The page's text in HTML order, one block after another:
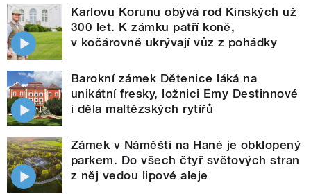
Karlovu Korunu obývá rod Kinských už
300 let. K zámku patří koně,
v kočárovně ukrývají vůz z pohádky
Barokní zámek Dětenice láká na
unikátní fresky, ložnici Emy Destinnové
i děla maltézských rytířů
Zámek v Náměšti na Hané je obklopený
parkem. Do všech čtyř světových stran
z něj vedou lipové aleje